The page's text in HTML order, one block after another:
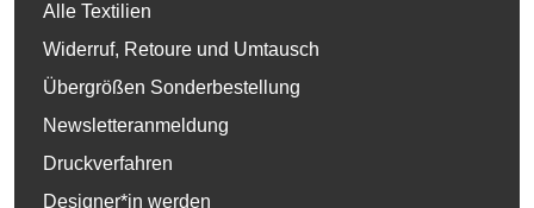
Alle Textilien
Widerruf, Retoure und Umtausch
Übergrößen Sonderbestellung
Newsletteranmeldung
Druckverfahren
Designer*in werden